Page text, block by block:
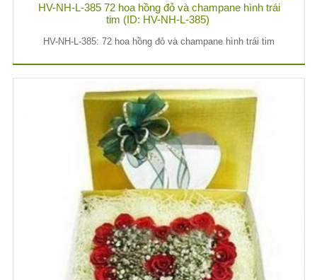
HV-NH-L-385 72 hoa hồng đỏ và champane hình trái
tim (ID: HV-NH-L-385)
HV-NH-L-385: 72 hoa hồng đỏ và champane hình trái tim